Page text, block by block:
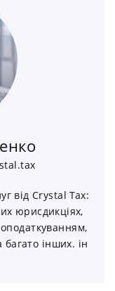
від Crystal Tax:
юрисдикціях,
багато інших. ін